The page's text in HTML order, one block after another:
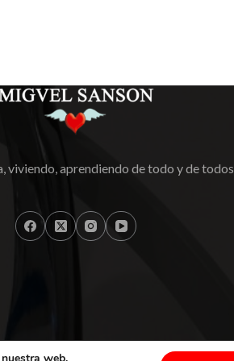
viviendo, aprendiendo de todo y de todos